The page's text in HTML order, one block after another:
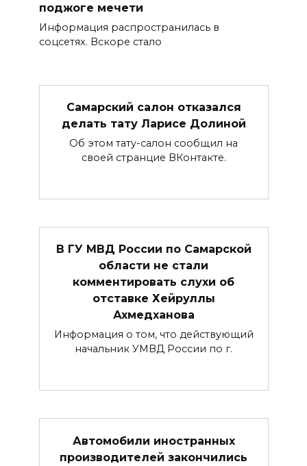
поджоге мечети
Информация распространилась в
соцсетях. Вскоре стало
Самарский салон отказался
делать тату Ларисе Долиной
Об этом тату-салон сообщил на
своей странцие ВКонтакте.
В ГУ МВД России по Самарской
области не стали
комментировать слухи об
отставке Хейруллы
Ахмедханова
Информация о том, что действующий
начальник УМВД России по г.
Автомобили иностранных
производителей закончились